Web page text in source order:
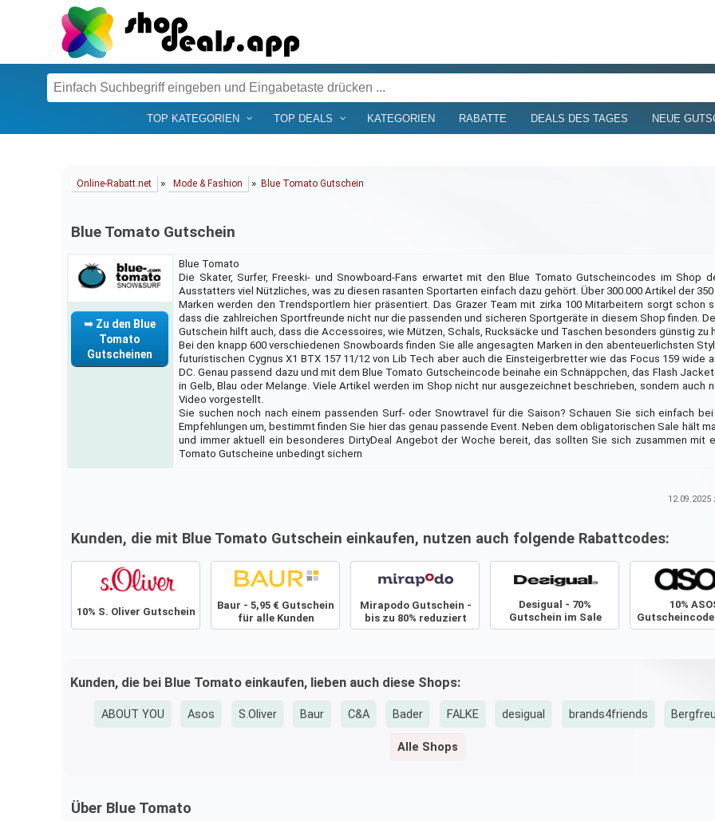
TOP KATEGORIEN TOP DEALS KATEGORIEN RABATTE DEALS DES TAGES NEUE
Online-Rabatt.net » Mode & Fashion » Blue Tomato Gutschein
Blue Tomato Gutschein
➥ Zu den Blue
Tomato
Gutscheinen
Blue Tomato
Die Skater, Surfer, Freeski- und Snowboard-Fans erwartet mit den Blue Tomato Gutscheincodes im Shop
Ausstatters viel Nützliches, was zu diesen rasanten Sportarten einfach dazu gehört. Über 300.000 Artikel der
Marken werden den Trendsportlern hier präsentiert. Das Grazer Team mit zirka 100 Mitarbeitern sorgt schon
dass die zahlreichen Sportfreunde nicht nur die passenden und sicheren Sportgeräte in diesem Shop finden.
Gutschein hilft auch, dass die Accessoires, wie Mützen, Schals, Rucksäcke und Taschen besonders günstig zu
Bei den knapp 600 verschiedenen Snowboards finden Sie alle angesagten Marken in den abenteuerlichsten
futuristischen Cygnus X1 BTX 157 11/12 von Lib Tech aber auch die Einsteigerbretter wie das Focus 159 wide
DC. Genau passend dazu und mit dem Blue Tomato Gutscheincode beinahe ein Schnäppchen, das Flash
in Gelb, Blau oder Melange. Viele Artikel werden im Shop nicht nur ausgezeichnet beschrieben, sondern auch
Video vorgestellt.
Sie suchen noch nach einem passenden Surf- oder Snowtravel für die Saison? Schauen Sie sich einfach
Empfehlungen um, bestimmt finden Sie hier das genau passende Event. Neben dem obligatorischen Sale hält
und immer aktuell ein besonderes DirtyDeal Angebot der Woche bereit, das sollten Sie sich zusammen mit
Tomato Gutscheine unbedingt sichern
12.09.2025
Kunden, die mit Blue Tomato Gutschein einkaufen, nutzen auch folgende Rabattcodes:
10% S. Oliver Gutschein
Baur - 5,95 € Gutschein
für alle Kunden
Mirapodo Gutschein -
bis zu 80% reduziert
Desigual - 70%
Gutschein im Sale
August 2026
10%
2026
Kunden, die bei Blue Tomato einkaufen, lieben auch diese Shops:
ABOUT YOU Asos S.Oliver Baur C&A Bader FALKE desigual brands4friends
Alle Shops
Über Blue Tomato